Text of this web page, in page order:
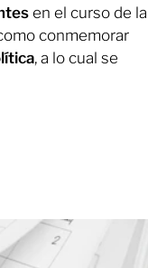
en el curso de la
conmemorar
, a lo cual se